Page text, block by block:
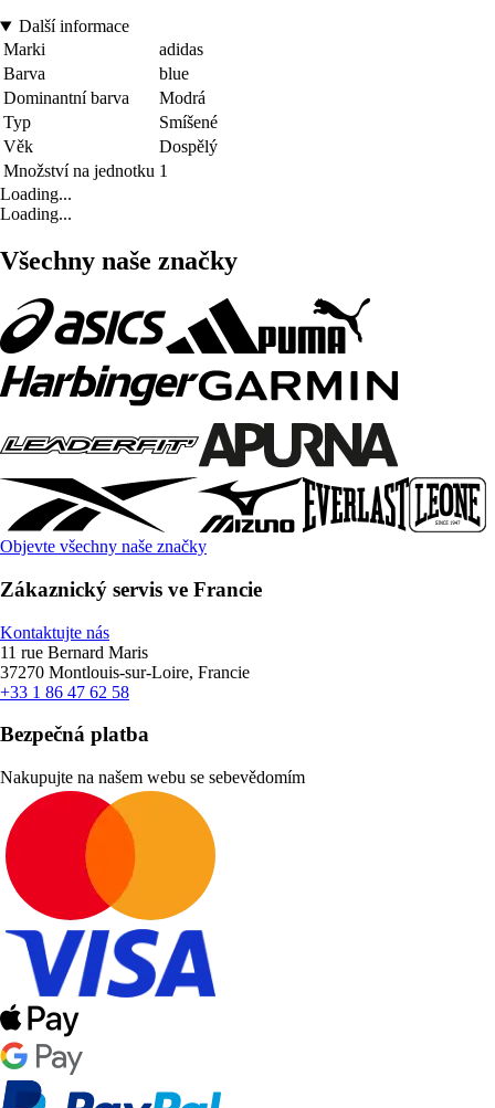
Další informace
Marki
adidas
Barva
blue
Dominantní barva
Modrá
Typ
Smíšené
Věk
Dospělý
Množství na jednotku 1
Loading...
Loading...
Všechny naše značky
Objevte všechny naše značky
Zákaznický servis ve Francie
Kontaktujte nás
11 rue Bernard Maris
37270 Montlouis-sur-Loire, Francie
+33 1 86 47 62 58
Bezpečná platba
Nakupujte na našem webu se sebevědomím